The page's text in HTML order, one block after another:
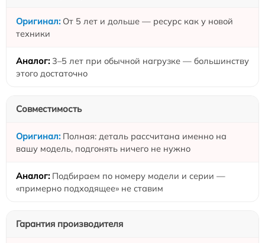
От 5 лет и дольше — ресурс как у новой
техники
3–5 лет при обычной нагрузке — большинству
этого достаточно
Совместимость
Полная: деталь рассчитана именно на
вашу модель, подгонять ничего не нужно
Подбираем по номеру модели и серии —
«примерно подходящее» не ставим
Гарантия производителя